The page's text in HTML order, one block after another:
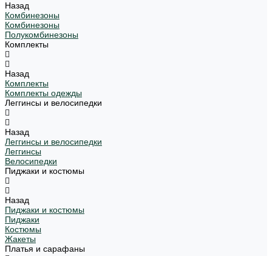
Назад
Комбинезоны
Комбинезоны
Полукомбинезоны
Комплекты
Назад
Комплекты
Комплекты одежды
Леггинсы и велосипедки
Назад
Леггинсы и велосипедки
Леггинсы
Велосипедки
Пиджаки и костюмы
Назад
Пиджаки и костюмы
Пиджаки
Костюмы
Жакеты
Платья и сарафаны